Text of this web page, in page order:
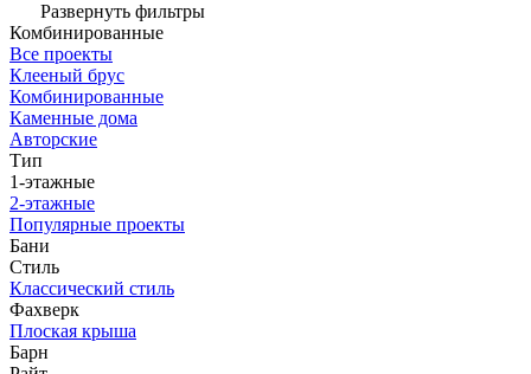
Развернуть фильтры
Комбинированные
Все проекты
Клееный брус
Комбинированные
Каменные дома
Авторские
Тип
1-этажные
2-этажные
Популярные проекты
Бани
Стиль
Классический стиль
Фахверк
Плоская крыша
Барн